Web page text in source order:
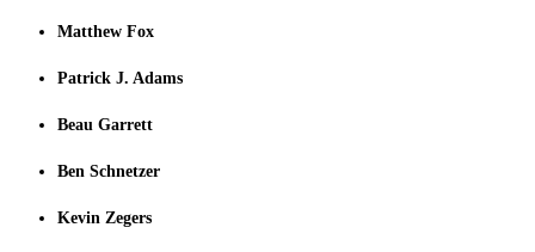
Matthew Fox
Patrick J. Adams
Beau Garrett
Ben Schnetzer
Kevin Zegers